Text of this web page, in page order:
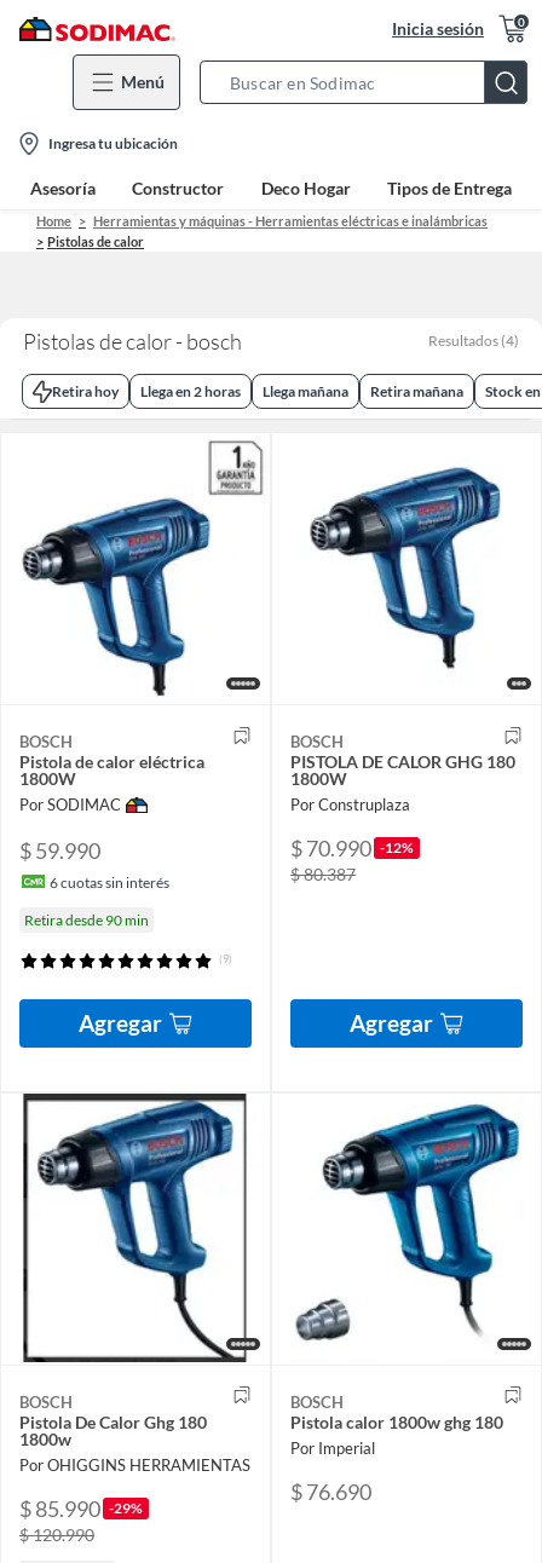
Inicia sesión 0
Menú
Bar
location-
icon
Ingresa tu ubicación
Asesoría Constructor Deco Hogar Tipos de Entrega
Home
Herramientas y máquinas - Herramientas eléctricas e inalámbricas
Pistolas de calor
Pistolas de calor - bosch Resultados (4)
Retira hoy Llega en 2 horas Llega mañana Retira mañana Stock
BOSCH
Pistola de calor eléctrica
1800W
Por SODIMAC
$ 59.990
6cuotas sin interés
Retira desde 90 min
(9)
Agregar
BOSCH
PISTOLA DE CALOR GHG 180
1800W
Por Construplaza
$ 70.990 -12%
$ 80.387
Agregar
BOSCH
Pistola De Calor Ghg 180
1800w
Por OHIGGINS HERRAMIENTAS
$ 85.990 -29%
$ 120.990
BOSCH
Pistola calor 1800w ghg 180
Por Imperial
$ 76.690